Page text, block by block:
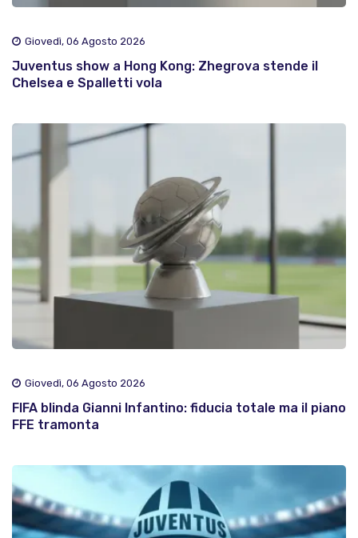
Giovedì, 06 Agosto 2026
Juventus show a Hong Kong: Zhegrova stende il
Chelsea e Spalletti vola
Giovedì, 06 Agosto 2026
FIFA blinda Gianni Infantino: fiducia totale ma il piano
FFE tramonta